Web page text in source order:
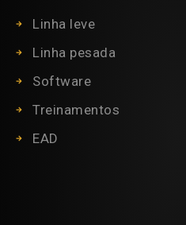
Linha leve
Linha pesada
Software
Treinamentos
EAD